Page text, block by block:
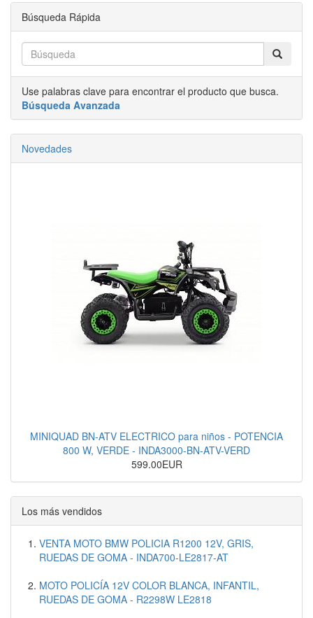
Búsqueda Rápida
Use palabras clave para encontrar el producto que busca.
Búsqueda Avanzada
Novedades
MINIQUAD BN-ATV ELECTRICO para niños - POTENCIA
800 W, VERDE - INDA3000-BN-ATV-VERD
599.00EUR
Los más vendidos
VENTA MOTO BMW POLICIA R1200 12V, GRIS,
RUEDAS DE GOMA - INDA700-LE2817-AT
MOTO POLICÍA 12V COLOR BLANCA, INFANTIL,
RUEDAS DE GOMA - R2298W LE2818